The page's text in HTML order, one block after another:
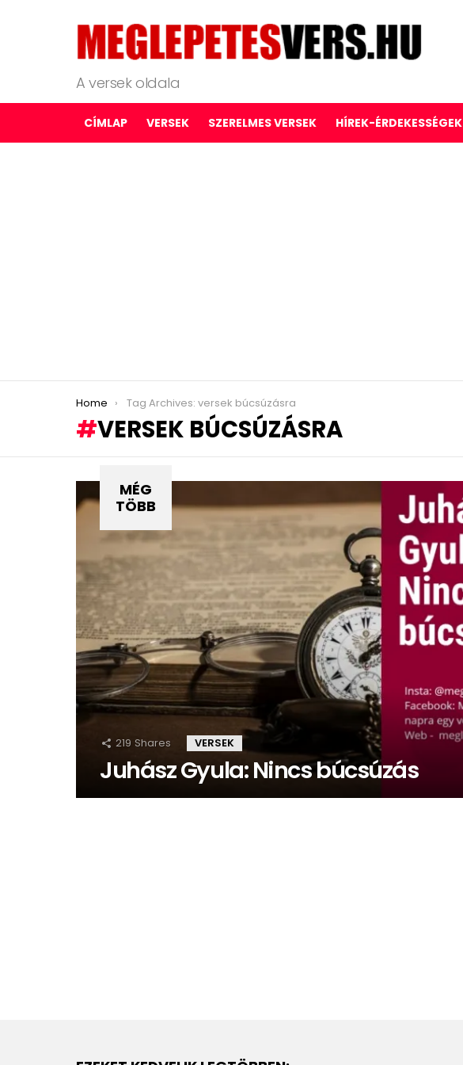
A versek oldala
CÍMLAP VERSEK SZERELMES VERSEK HÍREK-ÉRDEKESSÉGEK
You are here:
Home Tag Archives: versek búcsúzásra
VERSEK BÚCSÚZÁSRA
MÉG
TÖBB
219 Shares VERSEK
Juhász Gyula: Nincs búcsúzás